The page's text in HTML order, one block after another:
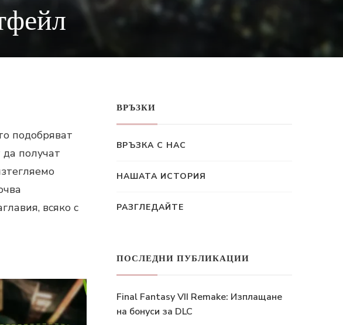
на код за портфейл
подобряват
получат
всяко с
ВРЪЗКИ
ВРЪЗКА С НАС
НАШАТА ИСТОРИЯ
РАЗГЛЕДАЙТЕ
ПОСЛЕДНИ ПУБЛИКАЦИИ
Final Fantasy VII Remake: Изплащане
на бонуси за DLC